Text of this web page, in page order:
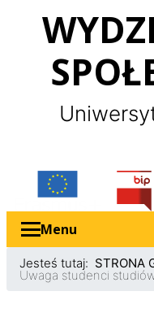
Erasmus
Menu
Jesteś tutaj: STRONA
Uwaga studenci